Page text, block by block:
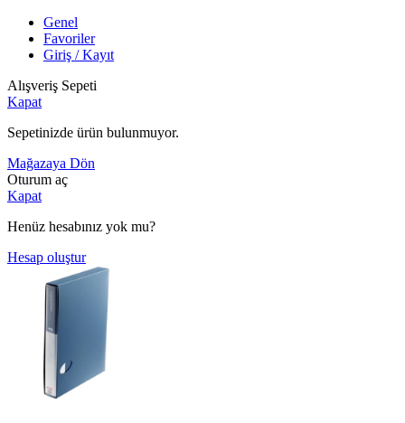
Genel
Favoriler
Giriş / Kayıt
Alışveriş Sepeti
Kapat
Sepetinizde ürün bulunmuyor.
Mağazaya Dön
Oturum aç
Kapat
Henüz hesabınız yok mu?
Hesap oluştur